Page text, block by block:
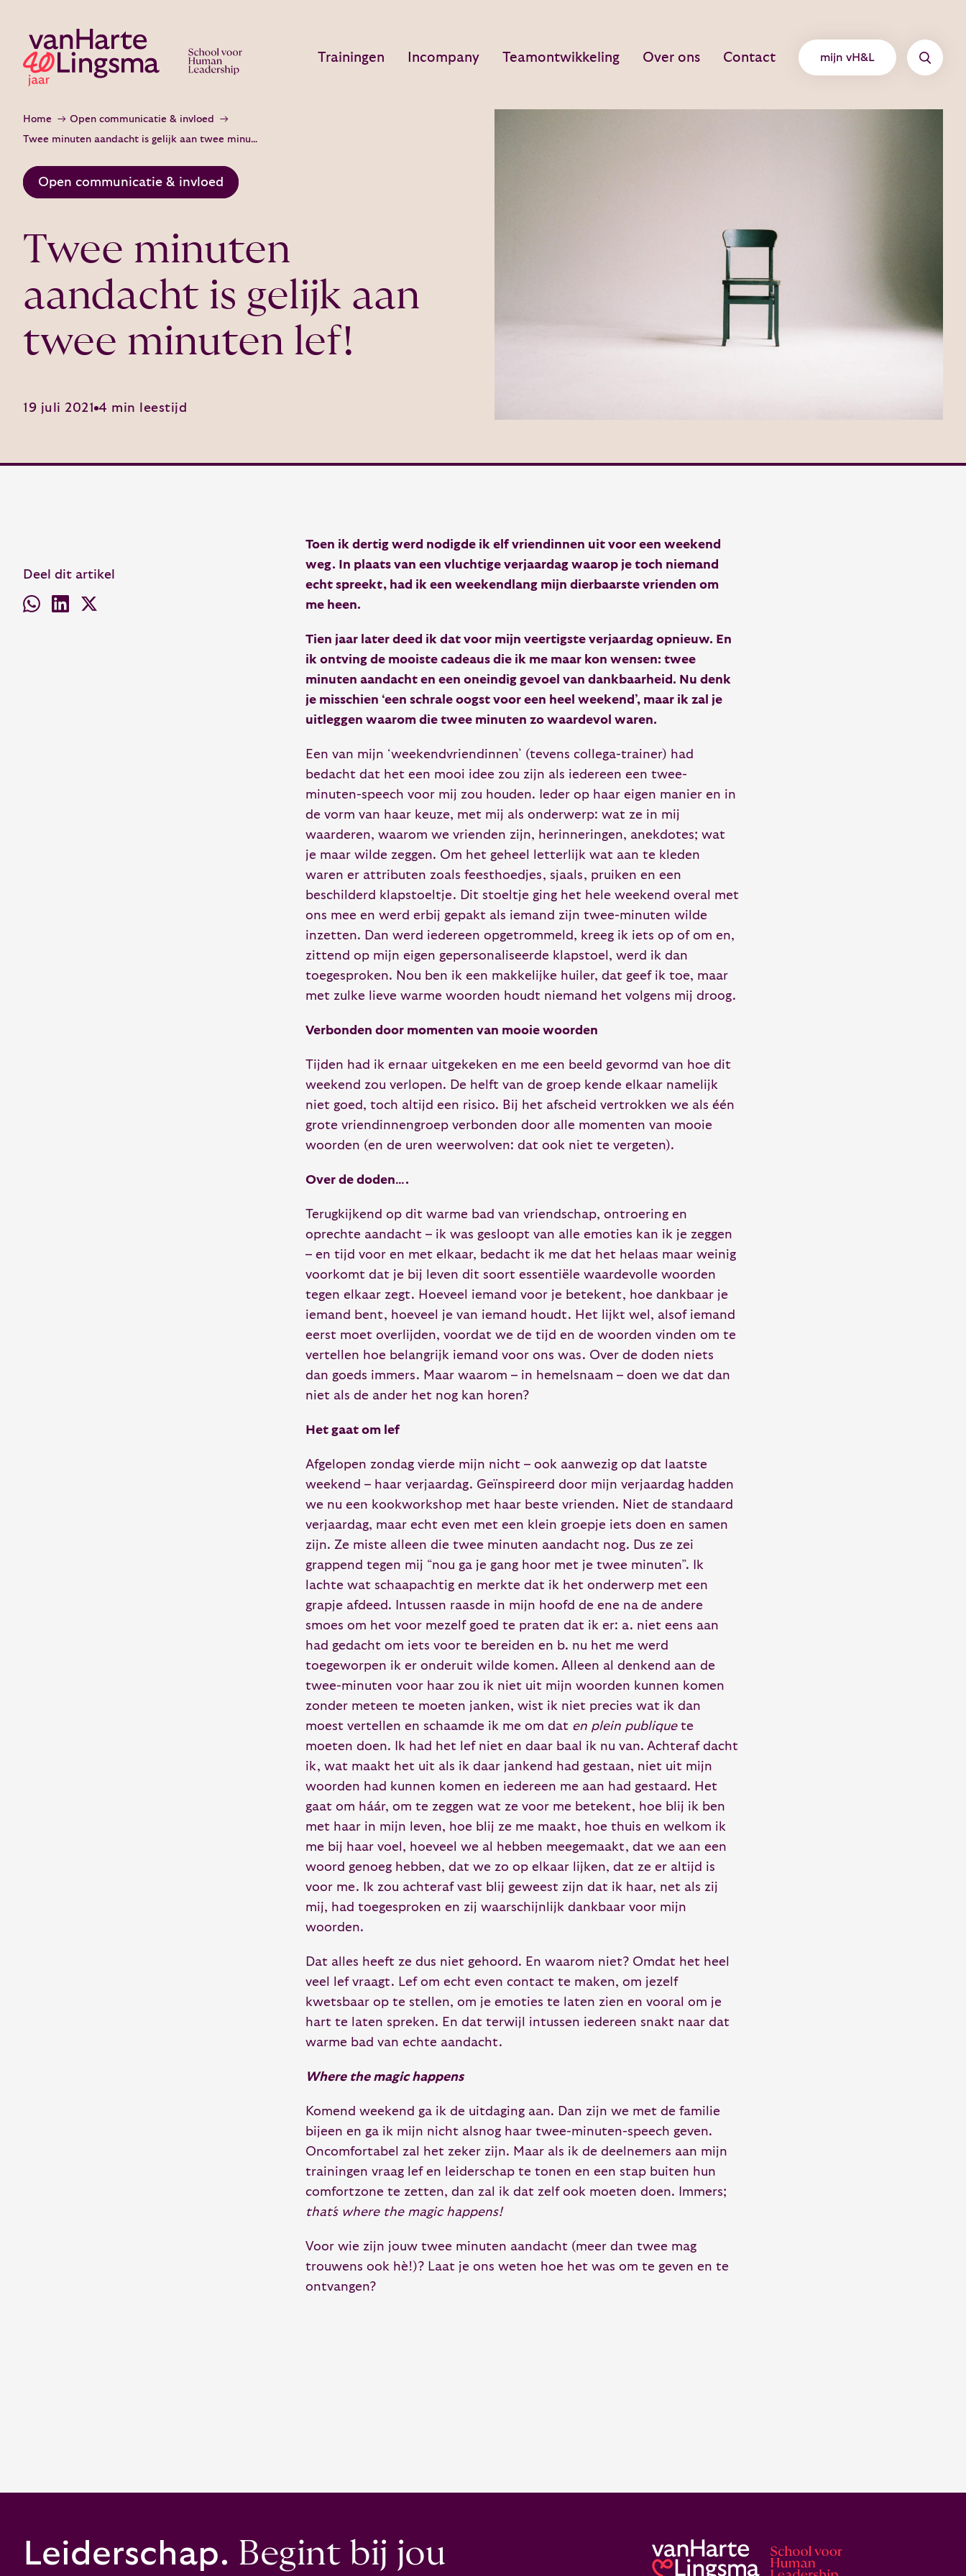
Trainingen Incompany Teamontwikkeling Over ons Contact mijn vH&L
Home
Open communicatie & invloed
Twee minuten aandacht is gelijk aan twee minuten lef!
Open communicatie & invloed
Twee minuten
aandacht is gelijk aan
twee minuten lef!
19 juli 2021 4 min leestijd
Deel dit artikel
Toen ik dertig werd nodigde ik elf vriendinnen uit voor een weekend
weg. In plaats van een vluchtige verjaardag waarop je toch niemand
echt spreekt, had ik een weekendlang mijn dierbaarste vrienden om
me heen.
Tien jaar later deed ik dat voor mijn veertigste verjaardag opnieuw. En
ik ontving de mooiste cadeaus die ik me maar kon wensen: twee
minuten aandacht en een oneindig gevoel van dankbaarheid. Nu denk
je misschien ‘een schrale oogst voor een heel weekend’, maar ik zal je
uitleggen waarom die twee minuten zo waardevol waren.
Een van mijn ‘weekendvriendinnen’ (tevens collega-trainer) had
bedacht dat het een mooi idee zou zijn als iedereen een twee-
minuten-speech voor mij zou houden. Ieder op haar eigen manier en in
de vorm van haar keuze, met mij als onderwerp: wat ze in mij
waarderen, waarom we vrienden zijn, herinneringen, anekdotes; wat
je maar wilde zeggen. Om het geheel letterlijk wat aan te kleden
waren er attributen zoals feesthoedjes, sjaals, pruiken en een
beschilderd klapstoeltje. Dit stoeltje ging het hele weekend overal met
ons mee en werd erbij gepakt als iemand zijn twee-minuten wilde
inzetten. Dan werd iedereen opgetrommeld, kreeg ik iets op of om en,
zittend op mijn eigen gepersonaliseerde klapstoel, werd ik dan
toegesproken. Nou ben ik een makkelijke huiler, dat geef ik toe, maar
met zulke lieve warme woorden houdt niemand het volgens mij droog.
Verbonden door momenten van mooie woorden
Tijden had ik ernaar uitgekeken en me een beeld gevormd van hoe dit
weekend zou verlopen. De helft van de groep kende elkaar namelijk
niet goed, toch altijd een risico. Bij het afscheid vertrokken we als één
grote vriendinnengroep verbonden door alle momenten van mooie
woorden (en de uren weerwolven: dat ook niet te vergeten).
Over de doden….
Terugkijkend op dit warme bad van vriendschap, ontroering en
oprechte aandacht – ik was gesloopt van alle emoties kan ik je zeggen
– en tijd voor en met elkaar, bedacht ik me dat het helaas maar weinig
voorkomt dat je bij leven dit soort essentiële waardevolle woorden
tegen elkaar zegt. Hoeveel iemand voor je betekent, hoe dankbaar je
iemand bent, hoeveel je van iemand houdt. Het lijkt wel, alsof iemand
eerst moet overlijden, voordat we de tijd en de woorden vinden om te
vertellen hoe belangrijk iemand voor ons was. Over de doden niets
dan goeds immers. Maar waarom – in hemelsnaam – doen we dat dan
niet als de ander het nog kan horen?
Het gaat om lef
Afgelopen zondag vierde mijn nicht – ook aanwezig op dat laatste
weekend – haar verjaardag. Geïnspireerd door mijn verjaardag hadden
we nu een kookworkshop met haar beste vrienden. Niet de standaard
verjaardag, maar echt even met een klein groepje iets doen en samen
zijn. Ze miste alleen die twee minuten aandacht nog. Dus ze zei
grappend tegen mij “nou ga je gang hoor met je twee minuten”. Ik
lachte wat schaapachtig en merkte dat ik het onderwerp met een
grapje afdeed. Intussen raasde in mijn hoofd de ene na de andere
smoes om het voor mezelf goed te praten dat ik er: a. niet eens aan
had gedacht om iets voor te bereiden en b. nu het me werd
toegeworpen ik er onderuit wilde komen. Alleen al denkend aan de
twee-minuten voor haar zou ik niet uit mijn woorden kunnen komen
zonder meteen te moeten janken, wist ik niet precies wat ik dan
moest vertellen en schaamde ik me om dat en plein publiquete
moeten doen. Ik had het lef niet en daar baal ik nu van. Achteraf dacht
ik, wat maakt het uit als ik daar jankend had gestaan, niet uit mijn
woorden had kunnen komen en iedereen me aan had gestaard. Het
gaat om háár, om te zeggen wat ze voor me betekent, hoe blij ik ben
met haar in mijn leven, hoe blij ze me maakt, hoe thuis en welkom ik
me bij haar voel, hoeveel we al hebben meegemaakt, dat we aan een
woord genoeg hebben, dat we zo op elkaar lijken, dat ze er altijd is
voor me. Ik zou achteraf vast blij geweest zijn dat ik haar, net als zij
mij, had toegesproken en zij waarschijnlijk dankbaar voor mijn
woorden.
Dat alles heeft ze dus niet gehoord. En waarom niet? Omdat het heel
veel lef vraagt. Lef om echt even contact te maken, om jezelf
kwetsbaar op te stellen, om je emoties te laten zien en vooral om je
hart te laten spreken. En dat terwijl intussen iedereen snakt naar dat
warme bad van echte aandacht.
Where the magic happens
Komend weekend ga ik de uitdaging aan. Dan zijn we met de familie
bijeen en ga ik mijn nicht alsnog haar twee-minuten-speech geven.
Oncomfortabel zal het zeker zijn. Maar als ik de deelnemers aan mijn
trainingen vraag lef en leiderschap te tonen en een stap buiten hun
comfortzone te zetten, dan zal ik dat zelf ook moeten doen. Immers;
that´s where the magic happens!
Voor wie zijn jouw twee minuten aandacht (meer dan twee mag
trouwens ook hè!)? Laat je ons weten hoe het was om te geven en te
ontvangen?
Leiderschap. Begint bij jou